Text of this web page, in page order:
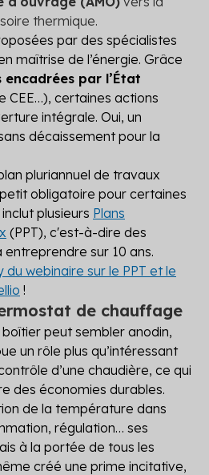
thermique.
par des spécialistes
maîtrise de l’énergie. Grâce
par l’État
CEE…), certaines actions
intégrale. Oui, un
décaissement pour la
pluriannuel de travaux
obligatoire pour certaines
plusieurs Plans
(PPT), c'est-à-dire des
sur 10 ans.
du webinaire sur le PPT et le
!
de chauffage
peut sembler anodin,
un rôle plus qu’intéressant
d’une chaudière, ce qui
des économies durables.
de la température dans
régulation… ses
à la portée de tous les
créé une prime incitative,